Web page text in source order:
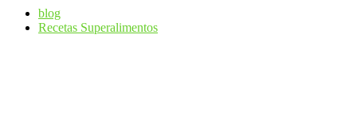
blog
Recetas Superalimentos